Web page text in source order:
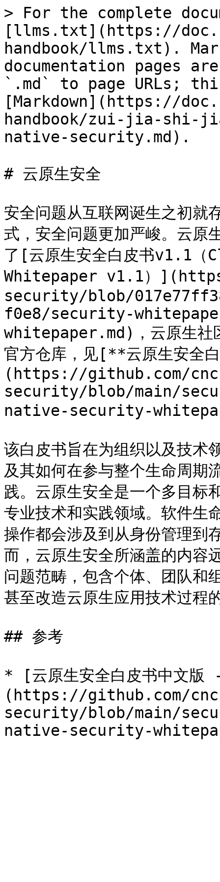
> For the complete
[llms.txt](https://
handbook/llms.txt).
documentation pages
`.md` to page URLs;
[Markdown](https://
handbook/zui-jia-shi-
native-security.md).
# 云原生安全
安全问题从互联网诞生之初就
式，安全问题更加严峻。云原
了[云原生安全白皮书v1.1
Whitepaper v1.1）
security/blob/
f0e8/security-
whitepaper.md)，云原生社
官方仓库，见[**云原生安全
(https://github.com/
security/blob/main/
native-security-
该白皮书旨在为组织以及技术
及其如何在参与整个生命周期
践。云原生安全是一个多目标
专业技术和实践领域。软件
操作都会涉及到从身份管理到
而，云原生安全所涵盖的内容
问题范畴，包含个体、团队和
甚至改造云原生应用技术过程
## 参考
* [云原生安全白皮书中文
(https://github.com/
security/blob/main/